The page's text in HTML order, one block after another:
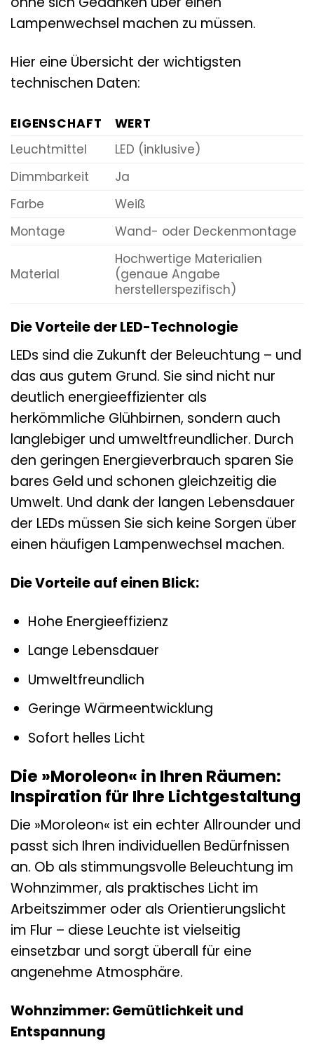
Lampenwechsel machen zu müssen.
Hier eine Übersicht der wichtigsten
technischen Daten:
EIGENSCHAFT
WERT
Leuchtmittel
LED (inklusive)
Dimmbarkeit
Ja
Farbe
Weiß
Montage
Wand- oder Deckenmontage
Material
Hochwertige Materialien
(genaue Angabe
herstellerspezifisch)
Die Vorteile der LED-Technologie
LEDs sind die Zukunft der Beleuchtung – und
das aus gutem Grund. Sie sind nicht nur
deutlich energieeffizienter als
herkömmliche Glühbirnen, sondern auch
langlebiger und umweltfreundlicher. Durch
den geringen Energieverbrauch sparen Sie
bares Geld und schonen gleichzeitig die
Umwelt. Und dank der langen Lebensdauer
der LEDs müssen Sie sich keine Sorgen über
einen häufigen Lampenwechsel machen.
Die Vorteile auf einen Blick:
Hohe Energieeffizienz
Lange Lebensdauer
Umweltfreundlich
Geringe Wärmeentwicklung
Sofort helles Licht
Die »Moroleon« in Ihren Räumen:
Inspiration für Ihre Lichtgestaltung
Die »Moroleon« ist ein echter Allrounder und
passt sich Ihren individuellen Bedürfnissen
an. Ob als stimmungsvolle Beleuchtung im
Wohnzimmer, als praktisches Licht im
Arbeitszimmer oder als Orientierungslicht
im Flur – diese Leuchte ist vielseitig
einsetzbar und sorgt überall für eine
angenehme Atmosphäre.
Wohnzimmer: Gemütlichkeit und
Entspannung